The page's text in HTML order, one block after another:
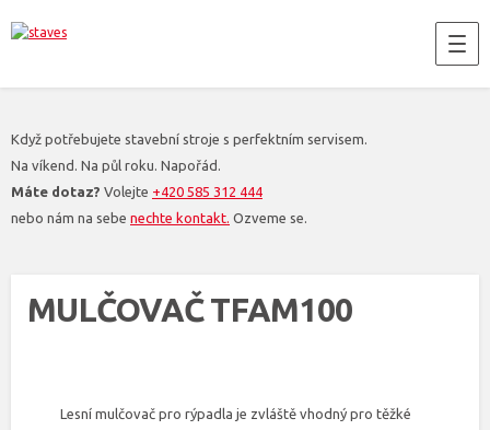
Když potřebujete stavební stroje s perfektním servisem.
Na víkend. Na půl roku. Napořád.
Máte dotaz? Volejte +420 585 312 444
nebo nám na sebe nechte kontakt. Ozveme se.
MULČOVAČ TFAM100
Lesní mulčovač pro rýpadla je zvláště vhodný pro těžké